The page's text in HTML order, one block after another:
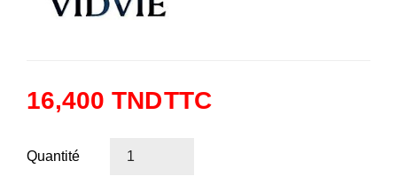
16,400 TNDTTC
Quantité